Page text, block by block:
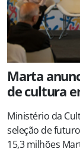
Marta
de cultura
Ministério da
seleção de
15,3 milhões